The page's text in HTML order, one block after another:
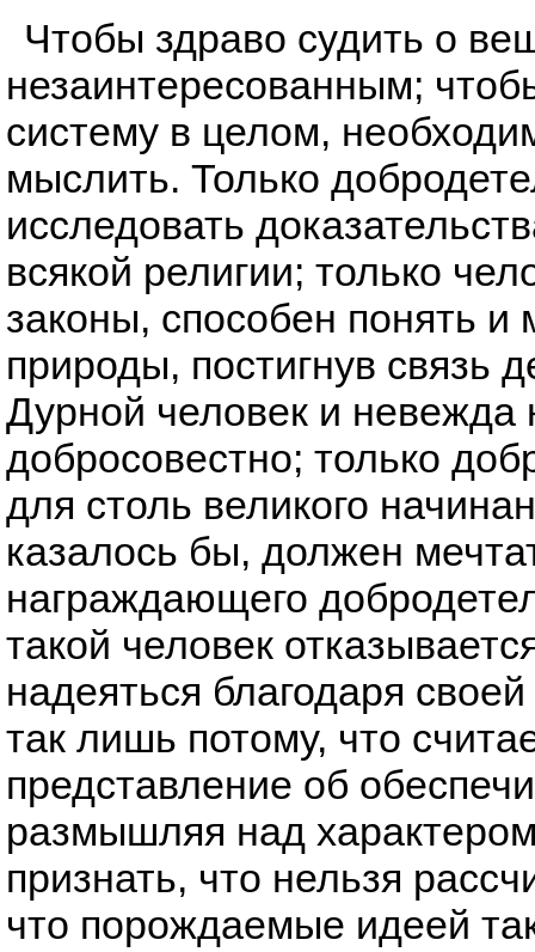
Чтобы здраво судить о
незаинтересованным;
систему в целом,
мыслить. Только
исследовать
всякой религии; только
законы, способен понять и
природы, постигнув связь
Дурной человек и невежда
добросовестно; только
для столь великого
казалось бы, должен
награждающего
такой человек
надеяться благодаря
так лишь потому, что
представление об
размышляя над
признать, что нельзя
что порождаемые идеей